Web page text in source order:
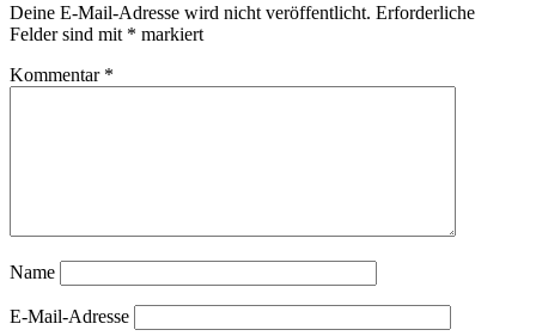
Deine E-Mail-Adresse wird nicht veröffentlicht. Erforderliche
Felder sind mit * markiert
Kommentar *
Name
E-Mail-Adresse